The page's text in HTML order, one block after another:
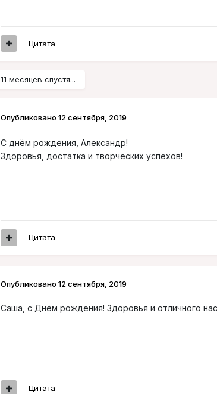
Цитата
11 месяцев спустя...
Опубликовано 12 сентября, 2019
С днём рождения, Александр!
Здоровья, достатка и творческих успехов!
Цитата
Опубликовано 12 сентября, 2019
Саша, с Днём рождения! Здоровья и отличного
Цитата